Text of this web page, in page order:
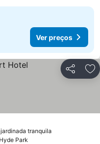
Ver preços
Partilhar
tranquila
Park